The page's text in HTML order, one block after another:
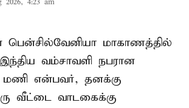
2026, 4:23 am
பென்சில்வேனியா மாகாணத்தில்
வம்சாவளி நபரான
என்பவர், தனக்கு
வீட்டை வாடகைக்கு